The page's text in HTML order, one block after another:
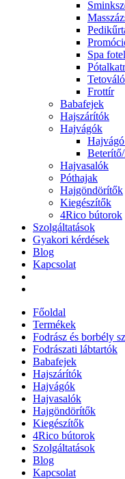
Spa
Frottír
Babafejek
Hajszárítók
Hajvágók
Hajvasalók
Póthajak
Hajgöndörítők
Kiegészítők
4Rico bútorok
Szolgáltatások
Gyakori kérdések
Blog
Kapcsolat
Főoldal
Termékek
Fodrász és borbély
Fodrászati lábtartók
Babafejek
Hajszárítók
Hajvágók
Hajvasalók
Hajgöndörítők
Kiegészítők
4Rico bútorok
Szolgáltatások
Blog
Kapcsolat